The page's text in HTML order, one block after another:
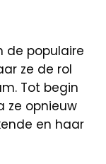
de populaire
ze de rol
Tot begin
ze opnieuw
en haar